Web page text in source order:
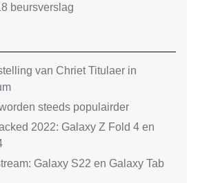
beursverslag
van Chriet Titulaer in
steeds populairder
2022: Galaxy Z Fold 4 en
Galaxy S22 en Galaxy Tab